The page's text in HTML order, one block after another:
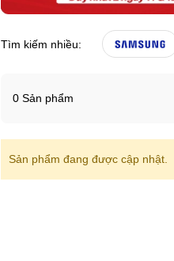
Tìm kiếm nhiều:
0 Sản phẩm
Sản phẩm đang được cập nhật.